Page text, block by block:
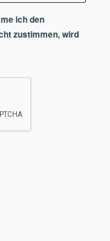
ich den
zustimmen, wird